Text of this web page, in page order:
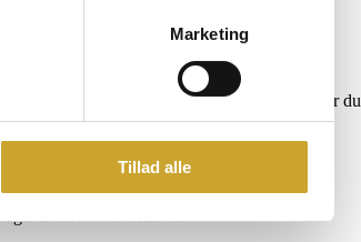
Marketing
Tillad alle
ikke nødvendigvis dine omstændigheder. Når
og nærvær til at gøre dét, der er vigtigt for dig.
med til en ekstraordinært god pris.
at blive overbelastet.